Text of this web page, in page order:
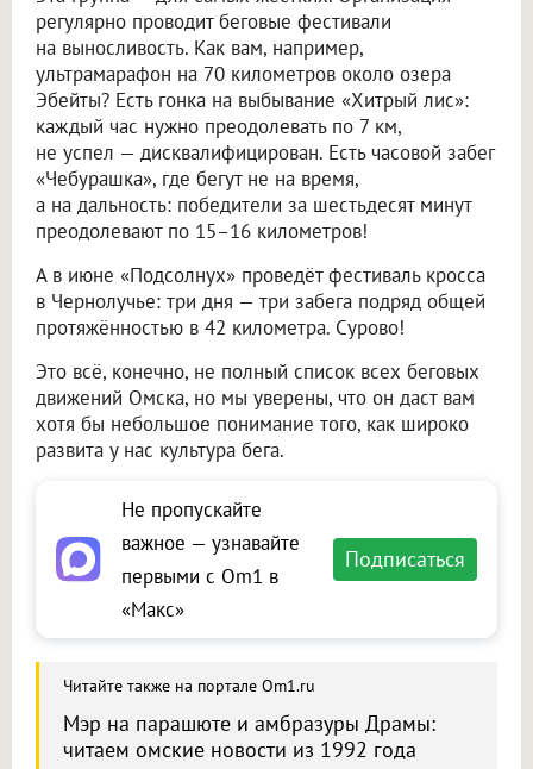
регулярно проводит беговые фестивали
на выносливость. Как вам, например,
ультрамарафон на 70 километров около озера
Эбейты? Есть гонка на выбывание «Хитрый лис»:
каждый час нужно преодолевать по 7 км,
не успел — дисквалифицирован. Есть часовой забег
«Чебурашка», где бегут не на время,
а на дальность: победители за шестьдесят минут
преодолевают по 15–16 километров!
А в июне «Подсолнух» проведёт фестиваль кросса
в Чернолучье: три дня — три забега подряд общей
протяжённостью в 42 километра. Сурово!
Это всё, конечно, не полный список всех беговых
движений Омска, но мы уверены, что он даст вам
хотя бы небольшое понимание того, как широко
развита у нас культура бега.
Не пропускайте
важное — узнавайте
первыми с Om1 в
«Макс»
Подписаться
Читайте также на портале Om1.ru
Мэр на парашюте и амбразуры Драмы:
читаем омские новости из 1992 года